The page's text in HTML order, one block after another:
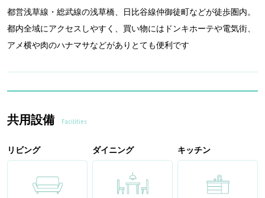
都営浅草線・総武線の浅草橋、日比谷線仲御徒町などが徒歩圏内。
都内全域にアクセスしやすく、買い物にはドンキホーテや電気街、
アメ横や肉のハナマサなどがありとても便利です
共用設備 Facilities
リビング ダイニング キッチン